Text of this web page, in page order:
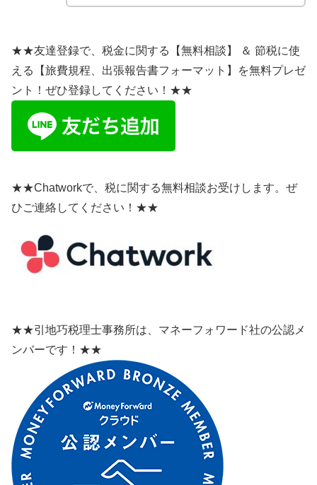
★★友達登録で、税金に関する【無料相談】 ＆ 節税に使
える【旅費規程、出張報告書フォーマット】を無料プレゼ
ント！ぜひ登録してください！★★
★★Chatworkで、税に関する無料相談お受けします。ぜ
ひご連絡してください！★★
★★引地巧税理士事務所は、マネーフォワード社の公認メ
ンバーです！★★